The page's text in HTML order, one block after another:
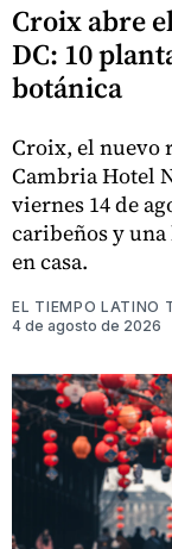
Croix abre
DC: 10
botánica
Croix, el nuevo
Cambria Hotel
viernes 14 de
caribeños y
en casa.
EL TIEMPO LATINO
4 de agosto de 2026